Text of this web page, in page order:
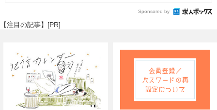
Sponsored by
【注目の記事】[PR]